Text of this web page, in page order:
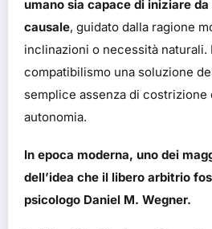
umano sia capace di iniziare
causale, guidato dalla ragione
inclinazioni o necessità
compatibilismo una soluzione
semplice assenza di costrizione
autonomia.
In epoca moderna, uno dei
dell’idea che il libero arbitrio
psicologo Daniel M. Wegner.